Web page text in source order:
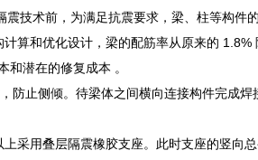
技术前，为满足抗震要求，梁、柱等构件
算和优化设计，梁的配筋率从原来的 1.8%
潜在的修复成本 。
防止侧倾。待梁体之间横向连接构件完成焊
采用叠层隔震橡胶支座。此时支座的竖向